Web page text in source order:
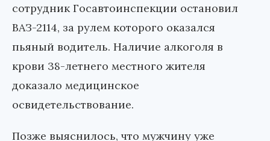
сотрудник Госавтоинспекции остановил
ВАЗ-2114, за рулем которого оказался
пьяный водитель. Наличие алкоголя в
крови 38-летнего местного жителя
доказало медицинское
освидетельствование.
Позже выяснилось, что мужчину уже